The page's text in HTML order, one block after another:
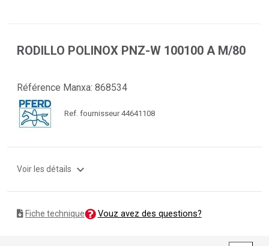
RODILLO POLINOX PNZ-W 100100 A M/80
Référence Manxa: 868534
Ref. fournisseur 44641108
Voir les détails expand_more
Fiche technique Vouz avez des questions?